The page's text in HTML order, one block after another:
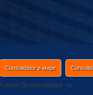
Consolidator в мире
Follow @consolidator_ru